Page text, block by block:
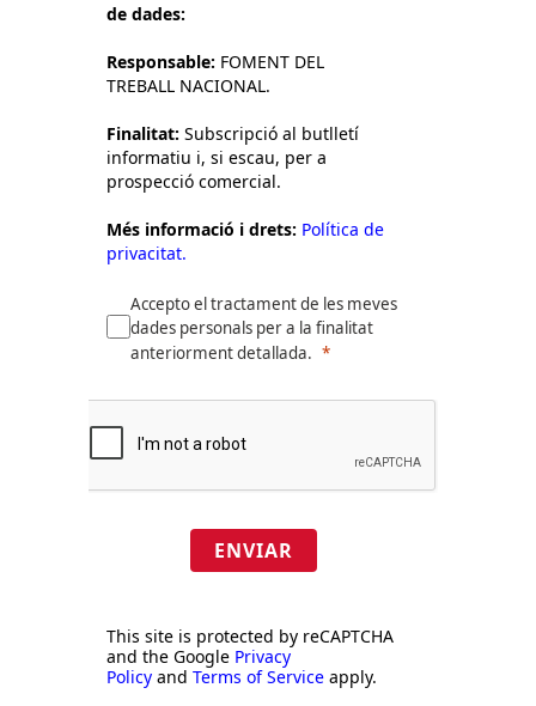
de dades:
Responsable: FOMENT DEL
TREBALL NACIONAL.
Finalitat: Subscripció al butlletí
informatiu i, si escau, per a
prospecció comercial.
Més informació i drets: Política de
privacitat.
Accepto el tractament de les meves
dades personals per a la finalitat
anteriorment detallada.
ENVIAR
This site is protected by reCAPTCHA
and the Google Privacy
Policy and Terms of Service apply.